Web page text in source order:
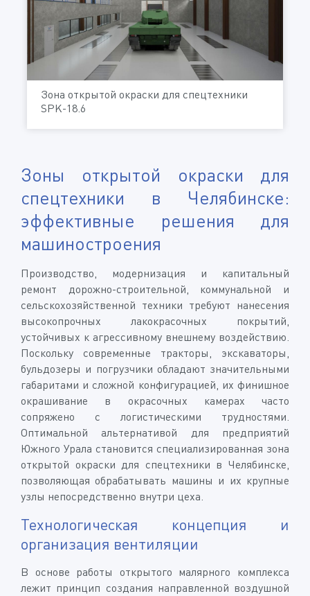
Зона открытой окраски для спецтехники
SPK-18.6
Зоны открытой окраски для
спецтехники в Челябинске:
эффективные решения для
машиностроения
Производство, модернизация и капитальный
ремонт дорожно-строительной, коммунальной и
сельскохозяйственной техники требуют нанесения
высокопрочных лакокрасочных покрытий,
устойчивых к агрессивному внешнему воздействию.
Поскольку современные тракторы, экскаваторы,
бульдозеры и погрузчики обладают значительными
габаритами и сложной конфигурацией, их финишное
окрашивание в окрасочных камерах часто
сопряжено с логистическими трудностями.
Оптимальной альтернативой для предприятий
Южного Урала становится специализированная зона
открытой окраски для спецтехники в Челябинске,
позволяющая обрабатывать машины и их крупные
узлы непосредственно внутри цеха.
Технологическая концепция и
организация вентиляции
В основе работы открытого малярного комплекса
лежит принцип создания направленной воздушной